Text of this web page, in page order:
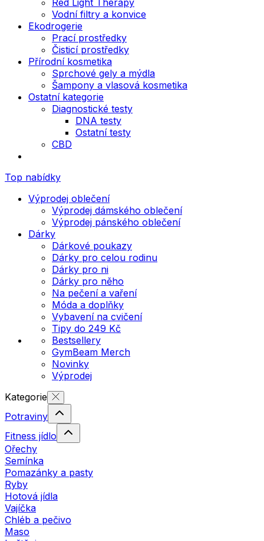
Vodní filtry a konvice
Ekodrogerie
Prací prostředky
Čisticí prostředky
Přírodní kosmetika
Sprchové gely a mýdla
Šampony a vlasová kosmetika
Ostatní kategorie
Diagnostické testy
DNA testy
Ostatní testy
CBD
Top nabídky
Výprodej oblečení
Výprodej dámského oblečení
Výprodej pánského oblečení
Dárky
Dárkové poukazy
Dárky pro celou rodinu
Dárky pro ni
Dárky pro něho
Na pečení a vaření
Móda a doplňky
Vybavení na cvičení
Tipy do 249 Kč
Bestsellery
GymBeam Merch
Novinky
Výprodej
Kategorie
Potraviny
Fitness jídlo
Ořechy
Semínka
Pomazánky a pasty
Ryby
Hotová jídla
Vajíčka
Chléb a pečivo
Maso